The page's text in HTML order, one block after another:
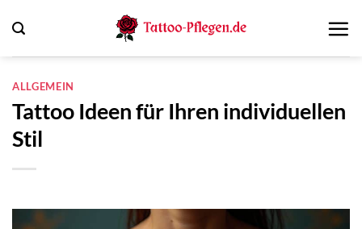
Inhalt
springen
ALLGEMEIN
Tattoo Ideen für Ihren individuellen
Stil